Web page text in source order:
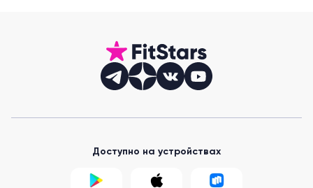
Доступно на устройствах